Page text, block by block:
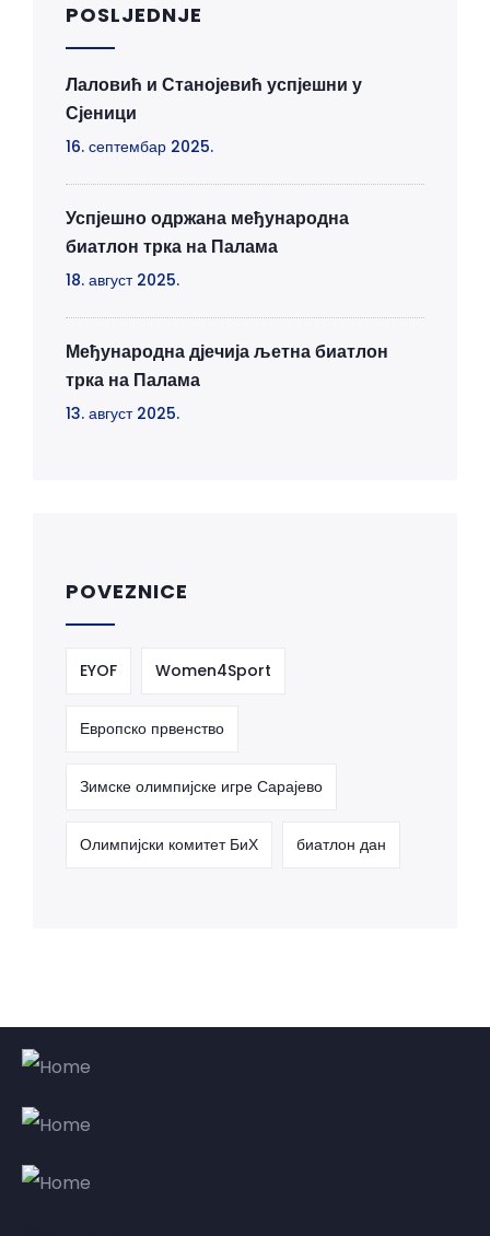
POSLJEDNJE
Лаловић и Станојевић успјешни у
Сјеници
16. септембар 2025.
Успјешно одржана међународна
биатлон трка на Палама
18. август 2025.
Међународна дјечија љетна биатлон
трка на Палама
13. август 2025.
POVEZNICE
EYOF Women4Sport
Европско првенство
Зимске олимпијске игре Сарајево
Олимпијски комитет БиХ биатлон дан